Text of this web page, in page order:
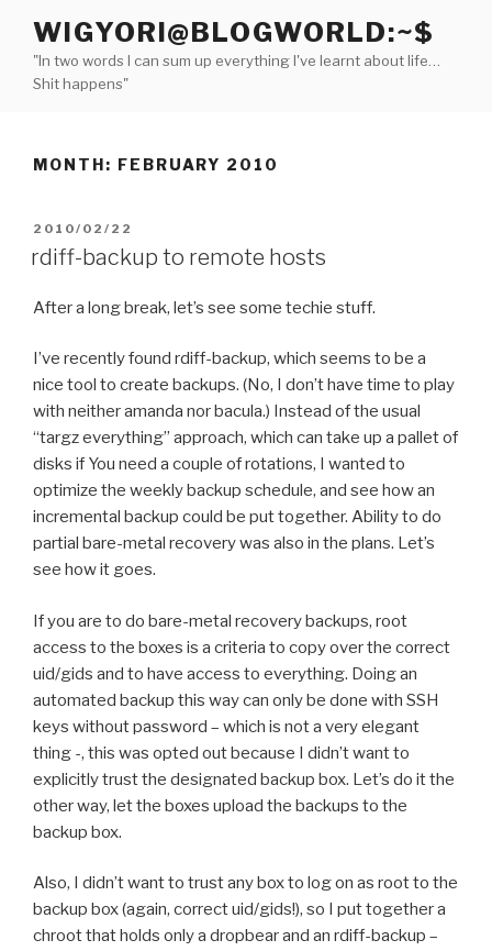
content
WIGYORI@BLOGWORLD:~$
"In two words I can sum up everything I've learnt about life…
Shit happens"
MONTH: FEBRUARY 2010
POSTED
ON
2010/02/22
rdiff-backup to remote hosts
After a long break, let’s see some techie stuff.
I’ve recently found rdiff-backup, which seems to be a
nice tool to create backups. (No, I don’t have time to play
with neither amanda nor bacula.) Instead of the usual
“targz everything” approach, which can take up a pallet of
disks if You need a couple of rotations, I wanted to
optimize the weekly backup schedule, and see how an
incremental backup could be put together. Ability to do
partial bare-metal recovery was also in the plans. Let’s
see how it goes.
If you are to do bare-metal recovery backups, root
access to the boxes is a criteria to copy over the correct
uid/gids and to have access to everything. Doing an
automated backup this way can only be done with SSH
keys without password – which is not a very elegant
thing -, this was opted out because I didn’t want to
explicitly trust the designated backup box. Let’s do it the
other way, let the boxes upload the backups to the
backup box.
Also, I didn’t want to trust any box to log on as root to the
backup box (again, correct uid/gids!), so I put together a
chroot that holds only a dropbear and an rdiff-backup –